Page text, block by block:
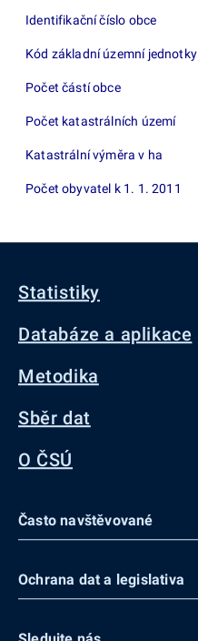
Identifikační číslo obce
Kód základní územní jednotky
Počet částí obce
Počet katastrálních území
Katastrální výměra v ha
Počet obyvatel k 1. 1. 2011
Statistiky
Databáze a aplikace
Metodika
Sběr dat
O ČSÚ
Často navštěvované
Ochrana dat a legislativa